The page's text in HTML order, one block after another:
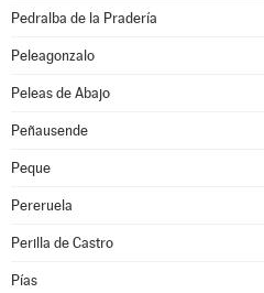
Pedralba de la Pradería
Peleagonzalo
Peleas de Abajo
Peñausende
Peque
Pereruela
Perilla de Castro
Pías